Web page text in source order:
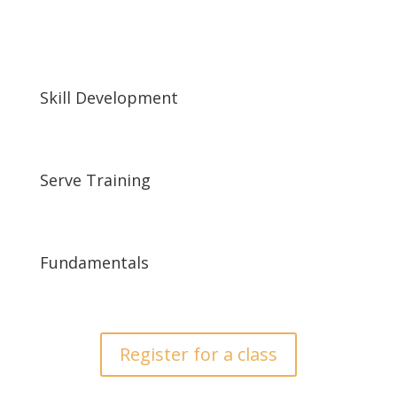
Skill Development
Serve Training
Fundamentals
Register for a class